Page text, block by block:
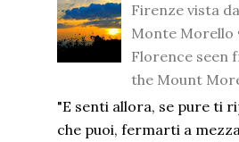
Firenze vista
Monte Morello
Florence seen
the Mount
"E senti allora, se pure ti
che puoi, fermarti a